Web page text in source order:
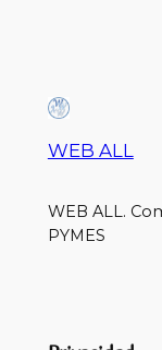
WEB ALL
WEB ALL.
PYMES